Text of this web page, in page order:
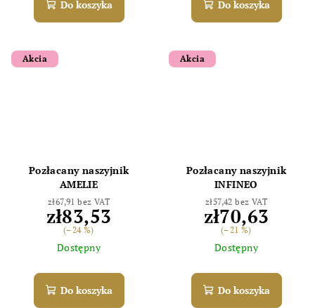
Do koszyka Do koszyka
Akcia
Pozłacany naszyjnik
AMELIE
zł67,91 bez VAT
zł83,53
(–24 %)
Dostępny
Do koszyka
Akcia
Pozłacany naszyjnik
INFINEO
zł57,42 bez VAT
zł70,63
(–21 %)
Dostępny
Do koszyka